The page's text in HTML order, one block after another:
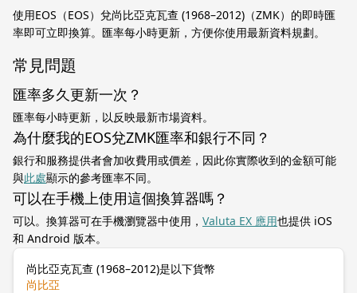
使用EOS（EOS）兌尚比亞克瓦查 (1968–2012)（ZMK）的即時匯
率即可立即換算。匯率每小時更新，方便你使用最新資料規劃。
常見問題
匯率多久更新一次？
匯率每小時更新，以反映最新市場資料。
為什麼我的EOS兌ZMK匯率和銀行不同？
銀行和服務提供者會加收費用或價差，因此你實際收到的金額可能
與此處顯示的參考匯率不同。
可以在手機上使用這個換算器嗎？
可以。換算器可在手機瀏覽器中使用， Valuta EX 應用也提供 iOS
和 Android 版本。
尚比亞克瓦查 (1968–2012)是以下貨幣
尚比亞